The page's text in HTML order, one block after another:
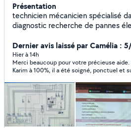
Présentation
technicien mécanicien spécialisé
diagnostic recherche de pannes
m'appeler pour toute question vous
numéro tout en bas de la page.
Dernier avis laissé par Camélia :
Hier à 14h
Merci beaucoup pour votre précieuse
Karim à 100%, il a été soigné, ponctuel et
et de confiance Encore merci !!